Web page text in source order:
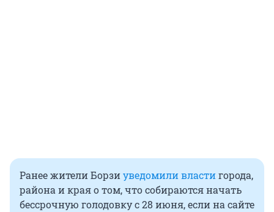
Ранее жители Борзиуведомили властигорода,
района и края о том, что собираются начать
бессрочную голодовку с 28 июня, если на сайте